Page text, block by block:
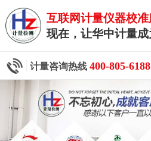
互联网计量仪器校
现在，让华中计量
计量咨询热线 400-805-6188